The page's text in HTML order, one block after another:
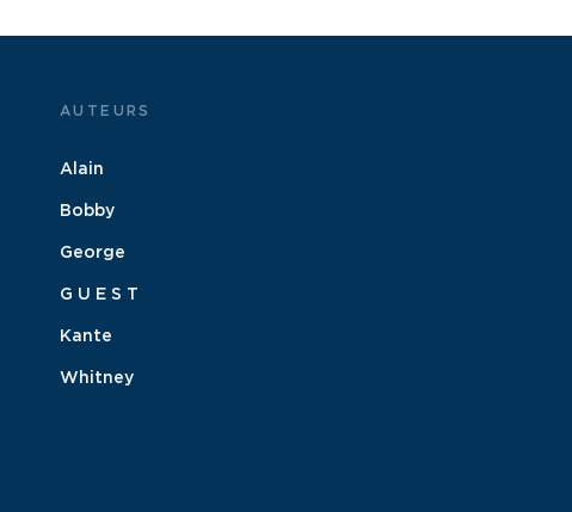
AUTEURS
Alain
Bobby
George
G U E S T
Kante
Whitney